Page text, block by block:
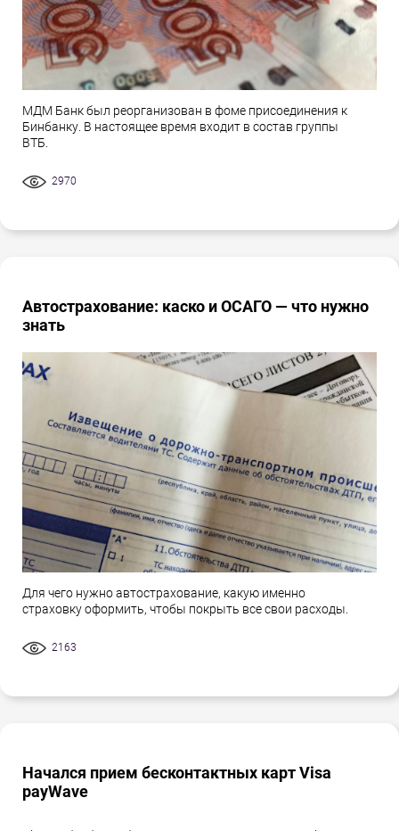
МДМ Банк был реорганизован в фоме присоединения к
Бинбанку. В настоящее время входит в состав группы
ВТБ.
2970
Автострахование: каско и ОСАГО — что нужно
знать
Для чего нужно автострахование, какую именно
страховку оформить, чтобы покрыть все свои расходы.
2163
Начался прием бесконтактных карт Visa
payWave